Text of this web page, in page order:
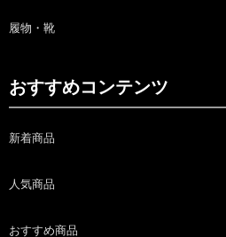
履物・靴
おすすめコンテンツ
新着商品
人気商品
おすすめ商品